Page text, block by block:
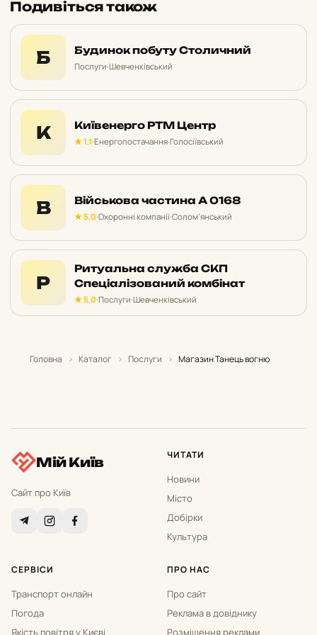
Подивіться також
Б Будинок побуту Столичний
Послуги·Шевченківський
К Київенерго РТМ Центр
★ 1,1·Енергопостачання·Голосіївський
В Військова частина А 0168
★ 5,0·Охоронні компанії·Солом’янський
Р
Ритуальна служба СКП
Спеціалізований комбінат
★ 5,0·Послуги·Шевченківський
Головна › Каталог › Послуги › Магазин Танець вогню
Мій Київ
Сайт про Київ
ЧИТАТИ
Новини
Місто
Добірки
Культура
СЕРВІСИ
Транспорт онлайн
Погода
Якість повітря у Києві
ПРО НАС
Про сайт
Реклама в довіднику
Розміщення реклами